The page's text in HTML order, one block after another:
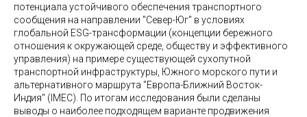
потенциала устойчивого обеспечения транспортного
сообщения на направлении "Север-Юг" в условиях
глобальной ESG-трансформации (концепции бережного
отношения к окружающей среде, обществу и эффективного
управления) на примере существующей сухопутной
транспортной инфраструктуры, Южного морского пути и
альтернативного маршрута "Европа-Ближний Восток-
Индия" (IMEC). По итогам исследования были сделаны
выводы о наиболее подходящем варианте продвижения